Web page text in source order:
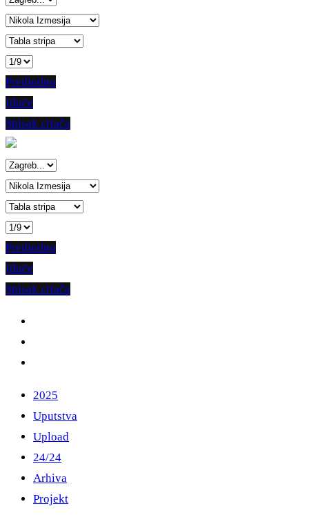
Prethodno
Iduće
Spisak crtača
Prethodno
Iduće
Spisak crtača
2025
Uputstva
Upload
24/24
Arhiva
Projekt